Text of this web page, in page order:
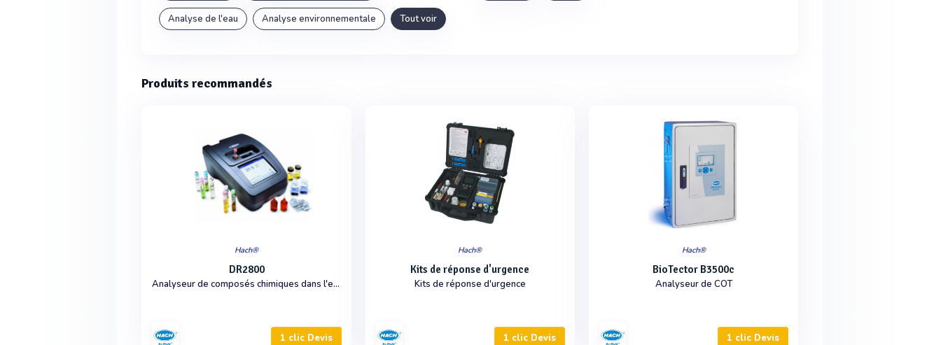
Analyse de l'eau Analyse environnementale Tout voir
Produits recommandés
Hach®
DR2800
Analyseur de composés chimiques dans l'eau
1 clic Devis
Hach®
Kits de réponse d'urgence
Kits de réponse d'urgence
1 clic Devis
Hach®
BioTector B3500c
Analyseur de COT
1 clic Devis